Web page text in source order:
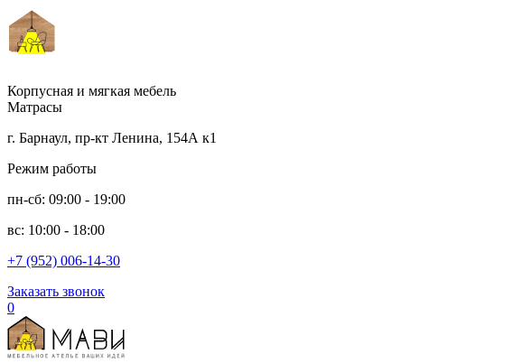
Корпусная и мягкая мебель
Матрасы
г. Барнаул, пр-кт Ленина, 154А к1
Режим работы
пн-сб: 09:00 - 19:00
вс: 10:00 - 18:00
+7 (952) 006-14-30
Заказать звонок
0